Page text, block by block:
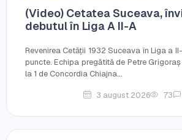
(Video) Cetatea Suceava,
debutul în Liga A II-A
Revenirea Cetății 1932 Suceava în Liga a
puncte. Echipa pregătită de Petre
la 1 de Concordia Chiajna...
3 august 2026 73